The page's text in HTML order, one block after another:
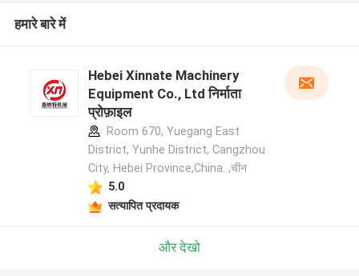
हमारे बारे में
Hebei Xinnate Machinery
Equipment Co., Ltd निर्माता
प्रोफ़ाइल
Room 670, Yuegang East
District, Yunhe District, Cangzhou
City, Hebei Province,China. ,चीन
5.0
सत्यापित प्रदायक
और देखो